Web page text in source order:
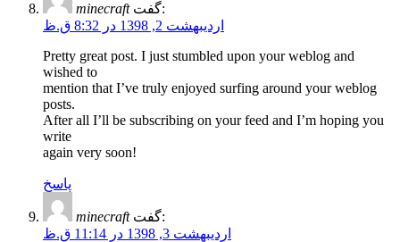
minecraft
گفت:
اردیبهشت 2, 1398 در 8:32 ق.ظ
Pretty great post. I just stumbled upon your weblog and
wished to
mention that I’ve truly enjoyed surfing around your weblog
posts.
After all I’ll be subscribing on your feed and I’m hoping you
write
again very soon!
پاسخ
minecraft
گفت:
اردیبهشت 3, 1398 در 11:14 ق.ظ